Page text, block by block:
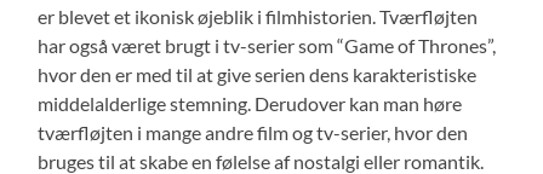
er blevet et ikonisk øjeblik i filmhistorien. Tværfløjten
har også været brugt i tv-serier som “Game of Thrones”,
hvor den er med til at give serien dens karakteristiske
middelalderlige stemning. Derudover kan man høre
tværfløjten i mange andre film og tv-serier, hvor den
bruges til at skabe en følelse af nostalgi eller romantik.